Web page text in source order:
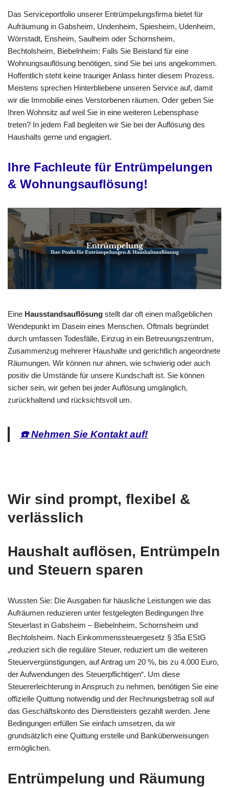
Das Serviceportfolio unserer Entrümpelungsfirma bietet für
Aufräumung in Gabsheim, Undenheim, Spiesheim, Udenheim,
Wörrstadt, Ensheim, Saulheim oder Schornsheim,
Bechtolsheim, Biebelnheim: Falls Sie Beistand für eine
Wohnungsauflösung benötigen, sind Sie bei uns angekommen.
Hoffentlich steht keine trauriger Anlass hinter diesem Prozess.
Meistens sprechen Hinterbliebene unseren Service auf, damit
wir die Immobilie eines Verstorbenen räumen. Oder geben Sie
Ihren Wohnsitz auf weil Sie in eine weiteren Lebensphase
treten? In jedem Fall begleiten wir Sie bei der Auflösung des
Haushalts gerne und engagiert.
Ihre Fachleute für Entrümpelungen
& Wohnungsauflösung!
Eine Hausstandsauflösung stellt dar oft einen maßgeblichen
Wendepunkt im Dasein eines Menschen. Oftmals begründet
durch umfassen Todesfälle, Einzug in ein Betreuungszentrum,
Zusammenzug mehrerer Haushalte und gerichtlich angeordnete
Räumungen. Wir können nur ahnen, wie schwierig oder auch
positiv die Umstände für unsere Kundschaft ist. Sie können
sicher sein, wir gehen bei jeder Auflösung umgänglich,
zurückhaltend und rücksichtsvoll um.
☎️ Nehmen Sie Kontakt auf!
Wir sind prompt, flexibel &
verlässlich
Haushalt auflösen, Entrümpeln
und Steuern sparen
Wussten Sie: Die Ausgaben für häusliche Leistungen wie das
Aufräumen reduzieren unter festgelegten Bedingungen Ihre
Steuerlast in Gabsheim – Biebelnheim, Schornsheim und
Bechtolsheim. Nach Einkommenssteuergesetz § 35a EStG
„reduziert sich die reguläre Steuer, reduziert um die weiteren
Steuervergünstigungen, auf Antrag um 20 %, bis zu 4.000 Euro,
der Aufwendungen des Steuerpflichtigen“. Um diese
Steuererleichterung in Anspruch zu nehmen, benötigen Sie eine
offizielle Quittung notwendig und der Rechnungsbetrag soll auf
das Geschäftskonto des Dienstleisters gezahlt werden. Jene
Bedingungen erfüllen Sie einfach umsetzen, da wir
grundsätzlich eine Quittung erstelle und Banküberweisungen
ermöglichen.
Entrümpelung und Räumung